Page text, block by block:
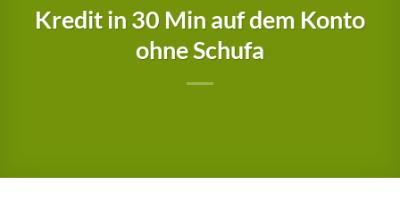
Kredit in 30 Min auf dem Konto
ohne Schufa